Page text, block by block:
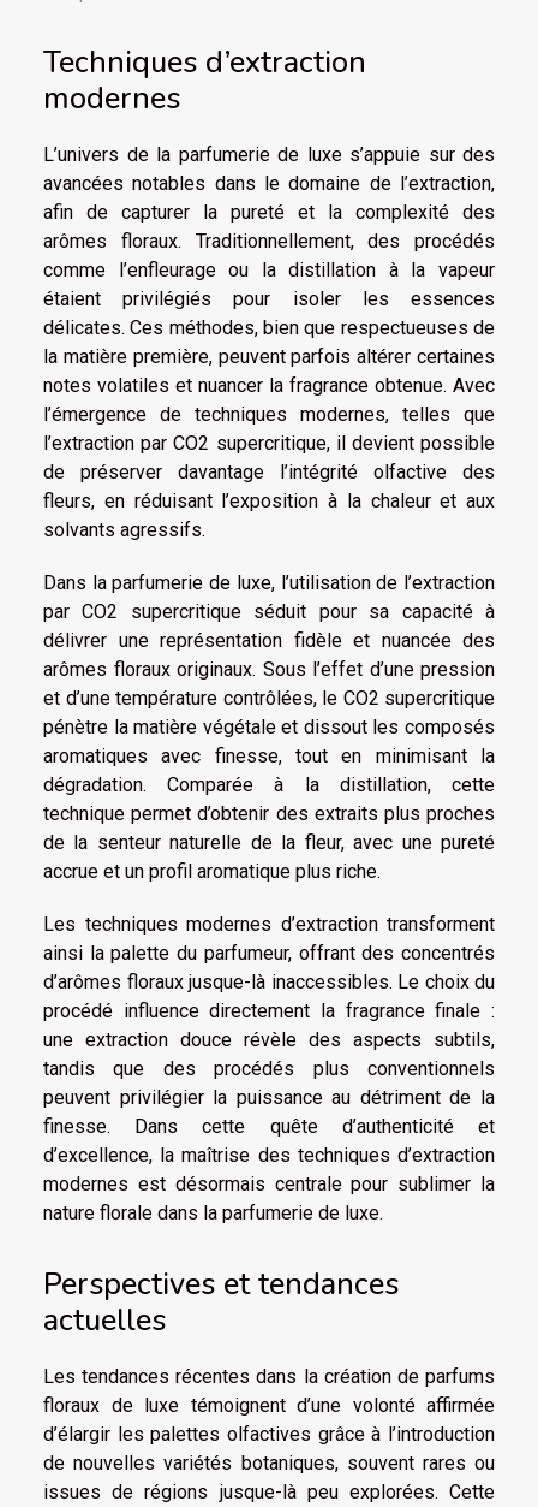
Techniques d’extraction
modernes
L’univers de la parfumerie de luxe s’appuie sur des
avancées notables dans le domaine de l’extraction,
afin de capturer la pureté et la complexité des
arômes floraux. Traditionnellement, des procédés
comme l’enfleurage ou la distillation à la vapeur
étaient privilégiés pour isoler les essences
délicates. Ces méthodes, bien que respectueuses de
la matière première, peuvent parfois altérer certaines
notes volatiles et nuancer la fragrance obtenue. Avec
l’émergence de techniques modernes, telles que
l’extraction par CO2 supercritique, il devient possible
de préserver davantage l’intégrité olfactive des
fleurs, en réduisant l’exposition à la chaleur et aux
solvants agressifs.
Dans la parfumerie de luxe, l’utilisation de l’extraction
par CO2 supercritique séduit pour sa capacité à
délivrer une représentation fidèle et nuancée des
arômes floraux originaux. Sous l’effet d’une pression
et d’une température contrôlées, le CO2 supercritique
pénètre la matière végétale et dissout les composés
aromatiques avec finesse, tout en minimisant la
dégradation. Comparée à la distillation, cette
technique permet d’obtenir des extraits plus proches
de la senteur naturelle de la fleur, avec une pureté
accrue et un profil aromatique plus riche.
Les techniques modernes d’extraction transforment
ainsi la palette du parfumeur, offrant des concentrés
d’arômes floraux jusque-là inaccessibles. Le choix du
procédé influence directement la fragrance finale :
une extraction douce révèle des aspects subtils,
tandis que des procédés plus conventionnels
peuvent privilégier la puissance au détriment de la
finesse. Dans cette quête d’authenticité et
d’excellence, la maîtrise des techniques d’extraction
modernes est désormais centrale pour sublimer la
nature florale dans la parfumerie de luxe.
Perspectives et tendances
actuelles
Les tendances récentes dans la création de parfums
floraux de luxe témoignent d’une volonté affirmée
d’élargir les palettes olfactives grâce à l’introduction
de nouvelles variétés botaniques, souvent rares ou
issues de régions jusque-là peu explorées. Cette